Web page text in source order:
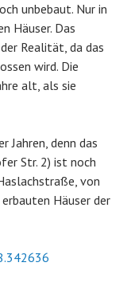
unbebaut. Nur in
Häuser. Das
Realität, da das
wird. Die
alt, als sie
Jahren, denn das
Str. 2) ist noch
von
Häuser der